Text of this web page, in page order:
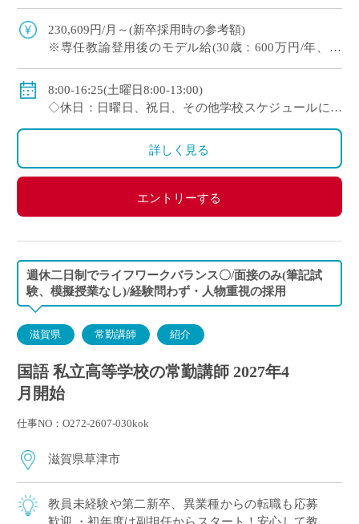
・1クラス30名の少人数授業、 […]
230,609円/月～(新卒採用時の参考額)
※専任教諭登用後のモデル給(30歳：600万円/年、35
◇賞与：有(7.0ヶ月分＋α ※過去実績)
◇手当：各種有
◇保険：私学共済、雇用保険、労災保険
8:00-16:25(土曜日8:00-13:00)
◇休日：日曜日、祝日、その他学校スケジュールによ
詳しく見る
エントリーする
週休二日制でライフワークバランス〇/面接のみ(筆記試
験、模擬授業なし)/経験問わず・人物重視の採用
滋賀県 常勤講師 紹介
国語 私立高等学校の常勤講師 2027年4
月開始
仕事NO：O272-2607-030kok
滋賀県草津市
教員未経験や第二新卒、異業種からの転職も応募